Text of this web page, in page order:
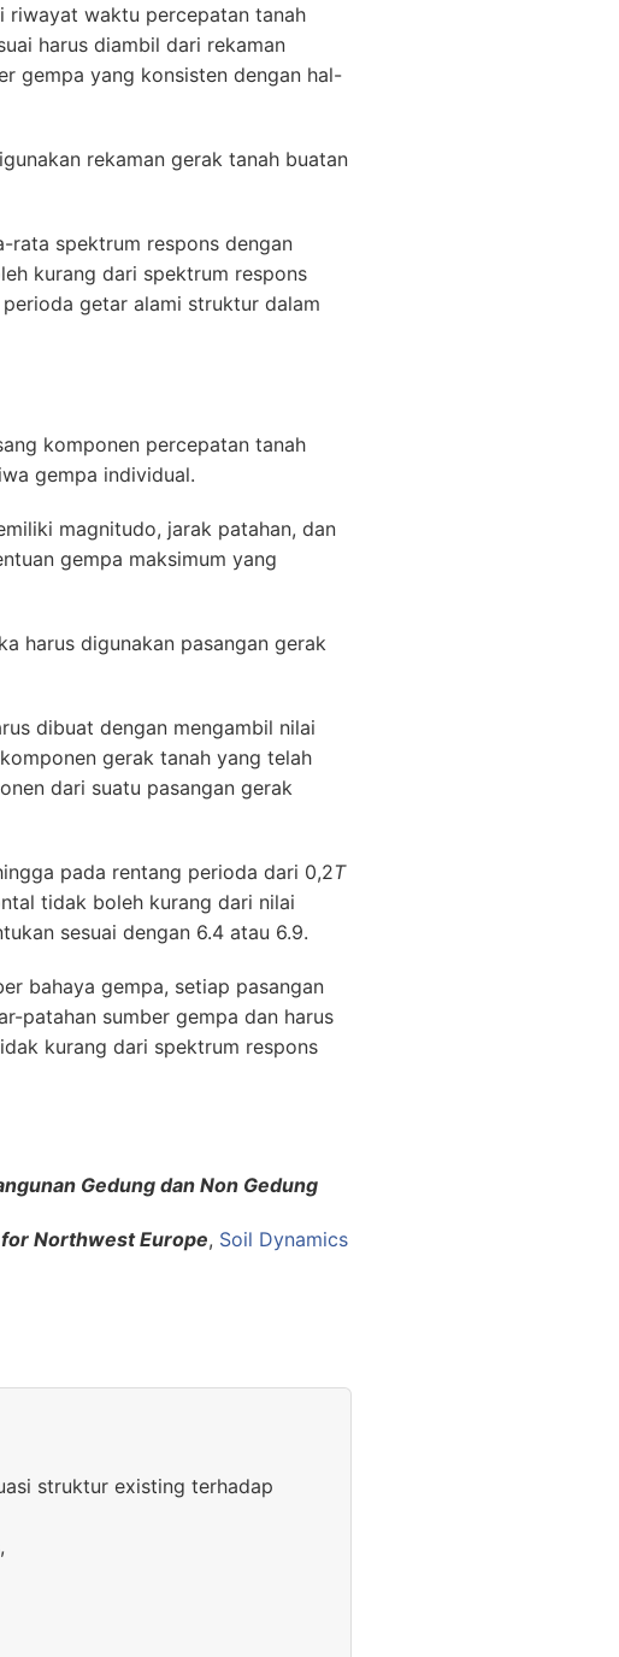
riwayat waktu percepatan tanah
harus diambil dari rekaman
gempa yang konsisten dengan hal-
rekaman gerak tanah buatan
rata spektrum respons dengan
kurang dari spektrum respons
getar alami struktur dalam
komponen percepatan tanah
gempa individual.
magnitudo, jarak patahan, dan
gempa maksimum yang
harus digunakan pasangan gerak
dibuat dengan mengambil nilai
gerak tanah yang telah
dari suatu pasangan gerak
pada rentang perioda dari 0,2T
tidak boleh kurang dari nilai
sesuai dengan 6.4 atau 6.9.
bahaya gempa, setiap pasangan
patahan sumber gempa dan harus
kurang dari spektrum respons
Gedung dan Non Gedung
Northwest Europe, Soil Dynamics
struktur existing terhadap